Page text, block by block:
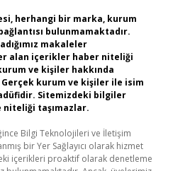
herhangi bir marka, kurum
bulunmamaktadır.
makaleler
alan içerikler haber niteliği
ve kişiler hakkında
Gerçek kurum ve kişiler ile isim
Sitemizdeki bilgiler
taşımazlar.
Bilgi Teknolojileri ve İletişim
bir Yer Sağlayıcı olarak hizmet
içerikleri proaktif olarak denetleme